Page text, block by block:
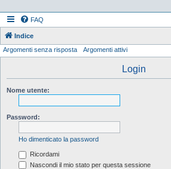
FAQ
Indice
Argomenti senza risposta Argomenti attivi
Login
Nome utente:
Password:
Ho dimenticato la password
Ricordami
Nascondi il mio stato per questa sessione